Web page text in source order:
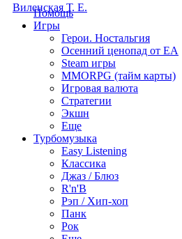
Виленская Т. Е.
Помощь
Игры
Герои. Ностальгия
Осенний ценопад от EA
Steam игры
MMORPG (тайм карты)
Игровая валюта
Стратегии
Экшн
Еще
Турбомузыка
Easy Listening
Классика
Джаз / Блюз
R'n'B
Рэп / Хип-хоп
Панк
Рок